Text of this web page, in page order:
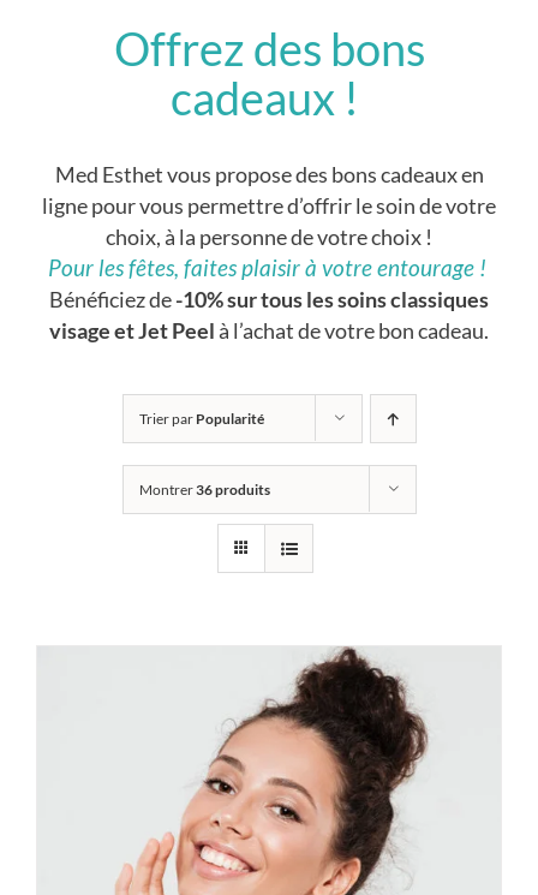
Offrez des bons
cadeaux !
Med Esthet vous propose des bons cadeaux en
ligne pour vous permettre d’offrir le soin de votre
choix, à la personne de votre choix !
Pour les fêtes, faites plaisir à votre entourage !
Bénéficiez de-10% sur tous les soins classiques
visage et Jet Peelà l’achat de votre bon cadeau.
Trier par Popularité
Montrer36 produits